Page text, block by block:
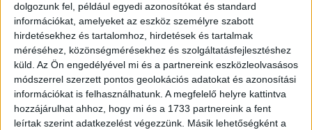
dolgozunk fel, például egyedi azonosítókat és standard
információkat, amelyeket az eszköz személyre szabott
hirdetésekhez és tartalomhoz, hirdetések és tartalmak
méréséhez, közönségmérésekhez és szolgáltatásfejlesztéshez
küld. Az Ön engedélyével mi és a partnereink eszközleolvasásos
módszerrel szerzett pontos geolokációs adatokat és azonosítási
információkat is felhasználhatunk. A megfelelő helyre kattintva
hozzájárulhat ahhoz, hogy mi és a 1733 partnereink a fent
leírtak szerint adatkezelést végezzünk. Másik lehetőségként a